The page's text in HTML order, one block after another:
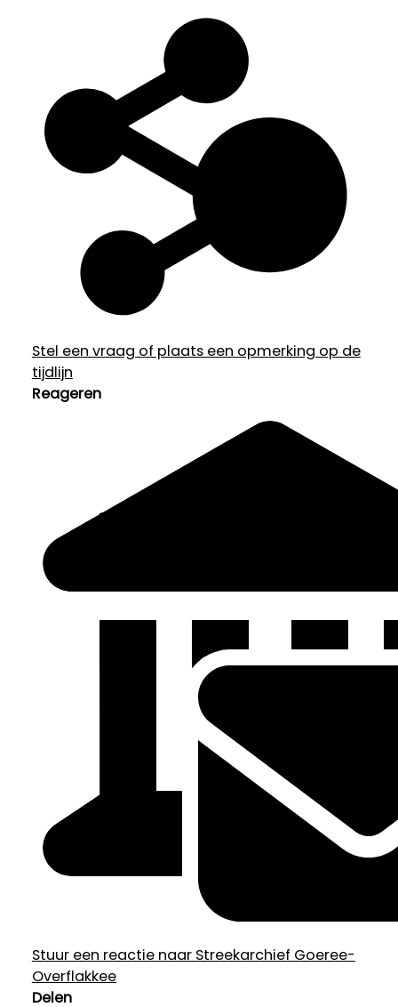
Stel een vraag of plaats een opmerking op de
tijdlijn
Reageren
Stuur een reactie naar Streekarchief Goeree-
Overflakkee
Delen